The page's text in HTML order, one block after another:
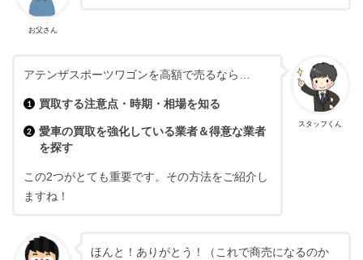
お父さん
スタッフくん
アテンザスポーツワゴンを高額で売るなら…
買取する注意点・時期・相場を知る
愛車の買取を強化している業者＆得意な業者
を探す
この2つがとても重要です。その方法をご紹介し
ますね！
ほんと！ありがとう！（これで商売になるのか